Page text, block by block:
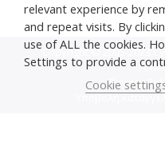
Copyright © 2005-2023
Privacy
Υποβολή
relevant experience by
and repeat visits. By
use of ALL the cookies.
Settings to provide a
Cookie